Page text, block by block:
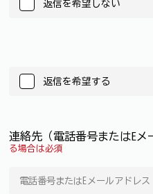
返信を希望しない
返信を希望する
連絡先（電話番号またはEメ
る場合は必須